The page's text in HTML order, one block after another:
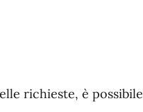
richieste, è possibile